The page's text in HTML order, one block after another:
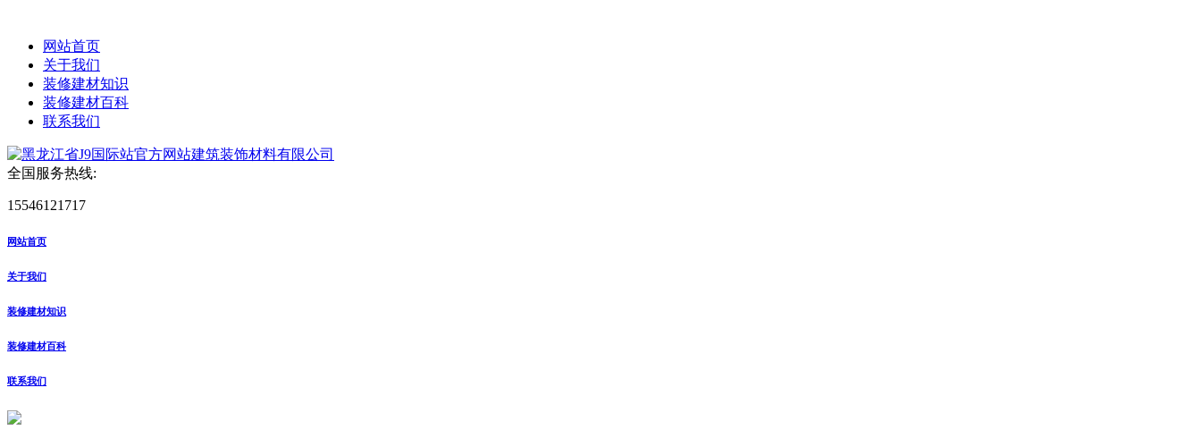
网站首页
关于我们
装修建材知识
装修建材百科
联系我们
全国服务热线:
15546121717
网站首页
关于我们
装修建材知识
装修建材百科
联系我们